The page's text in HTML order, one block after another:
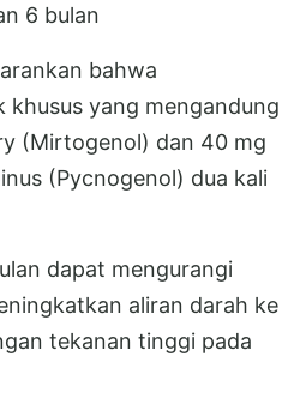
6 bulan
bahwa
khusus yang mengandung
(Mirtogenol) dan 40 mg
(Pycnogenol) dua kali
dapat mengurangi
aliran darah ke
tekanan tinggi pada